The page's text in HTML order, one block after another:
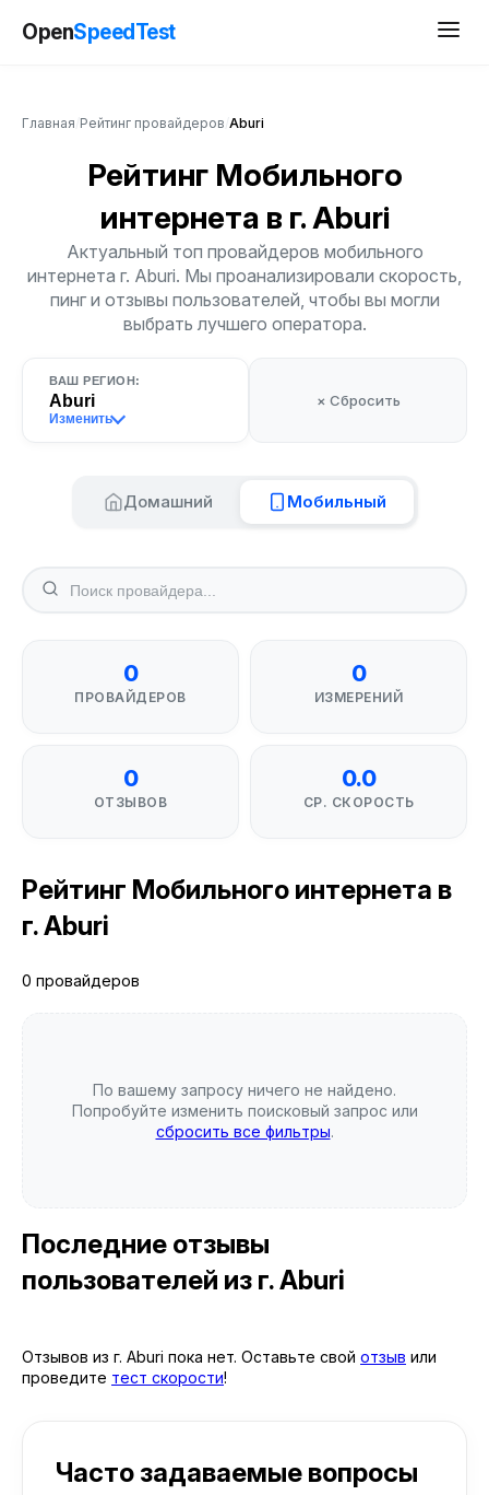
OpenSpeedTest
Главная Рейтинг провайдеров Aburi
Рейтинг Мобильного
интернета в г. Aburi
Актуальный топ провайдеров мобильного
интернета г. Aburi. Мы проанализировали скорость,
пинг и отзывы пользователей, чтобы вы могли
выбрать лучшего оператора.
ВАШ РЕГИОН:
Aburi
Изменить
× Сбросить
Домашний Мобильный
0
ПРОВАЙДЕРОВ
0
ИЗМЕРЕНИЙ
0
ОТЗЫВОВ
0.0
СР. СКОРОСТЬ
Рейтинг Мобильного интернета в
г. Aburi
0 провайдеров
По вашему запросу ничего не найдено.
Попробуйте изменить поисковый запрос или
сбросить все фильтры.
Последние отзывы
пользователей из г. Aburi
Отзывов из г. Aburi пока нет. Оставьте свой отзыв или
проведите тест скорости!
Часто задаваемые вопросы